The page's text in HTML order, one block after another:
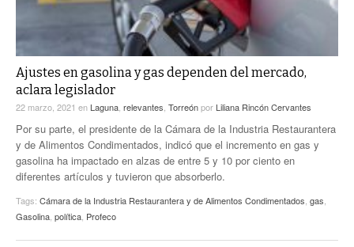
Ajustes en gasolina y gas dependen del mercado,
aclara legislador
22 marzo, 2021 en Laguna relevantes Torreónpor Liliana Rincón Cervantes
Por su parte, el presidente de la Cámara de la Industria Restaurantera
y de Alimentos Condimentados, indicó que el incremento en gas y
gasolina ha impactado en alzas de entre 5 y 10 por ciento en
diferentes artículos y tuvieron que absorberlo.
Tags: Cámara de la Industria Restaurantera y de Alimentos Condimentados gas
Gasolina política Profeco